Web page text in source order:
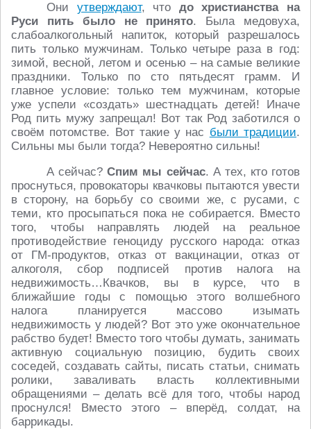
Они утверждают, что до христианства на
Руси пить было не принято. Была медовуха,
слабоалкогольный напиток, который разрешалось
пить только мужчинам. Только четыре раза в год:
зимой, весной, летом и осенью – на самые великие
праздники. Только по сто пятьдесят грамм. И
главное условие: только тем мужчинам, которые
уже успели «создать» шестнадцать детей! Иначе
Род пить мужу запрещал! Вот так Род заботился о
своём потомстве. Вот такие у нас были традиции.
Сильны мы были тогда? Невероятно сильны!
А сейчас?Спим мы сейчас. А тех, кто готов
проснуться, провокаторы квачковы пытаются увести
в сторону, на борьбу со своими же, с русами, с
теми, кто просыпаться пока не собирается. Вместо
того, чтобы направлять людей на реальное
противодействие геноциду русского народа: отказ
от ГМ-продуктов, отказ от вакцинации, отказ от
алкоголя, сбор подписей против налога на
недвижимость…Квачков, вы в курсе, что в
ближайшие годы с помощью этого волшебного
налога планируется массово изымать
недвижимость у людей? Вот это уже окончательное
рабство будет! Вместо того чтобы думать, занимать
активную социальную позицию, будить своих
соседей, создавать сайты, писать статьи, снимать
ролики, заваливать власть коллективными
обращениями – делать всё для того, чтобы народ
проснулся! Вместо этого – вперёд, солдат, на
баррикады.